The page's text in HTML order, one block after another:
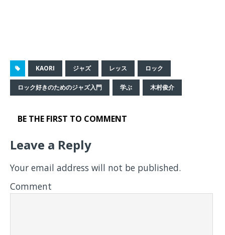
KAORI ジャズ レッス ロック
ロック好きのためのジャズ入門 学ぶ 木村俊介
BE THE FIRST TO COMMENT
Leave a Reply
Your email address will not be published.
Comment